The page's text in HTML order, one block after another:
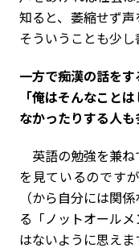
知ると、萎縮せず声
そういうことも少し
――一方で痴漢の話を
「俺はそんなこと
なかったりする人も
英語の勉強を兼ね
を見ているのです
（から自分には関
る「ノットオール
はないように思えま